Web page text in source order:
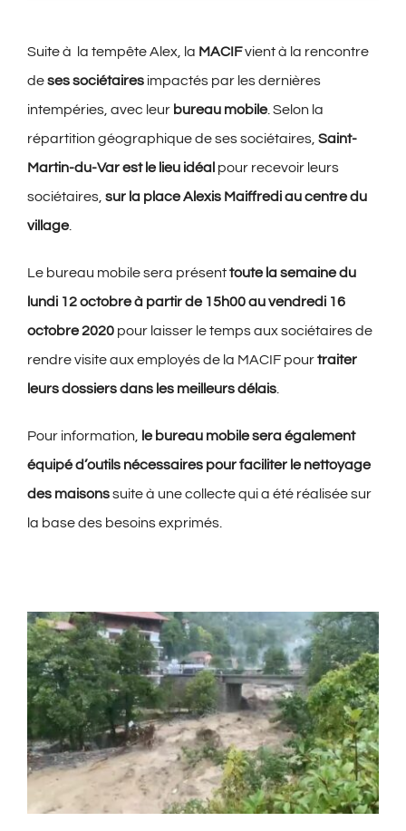
Suite à la tempête Alex, la MACIFvient à la rencontre
deses sociétaires impactés par les dernières
intempéries, avec leur bureau mobile. Selon la
répartition géographique de ses sociétaires, Saint-
Martin-du-Var est le lieu idéal pour recevoir leurs
sociétaires, sur la place Alexis Maiffredi au centre du
village.
Le bureau mobile sera présenttoute la semaine du
lundi 12 octobre à partir de 15h00 au vendredi 16
octobre 2020 pour laisser le temps aux sociétaires de
rendre visite aux employés de la MACIF pourtraiter
leurs dossiers dans les meilleurs délais
Pour information,
le bureau mobile sera également
équipé d’outils nécessaires pour faciliter le nettoyage
des maisonssuite à une collecte qui a été réalisée sur
la base des besoins exprimés.